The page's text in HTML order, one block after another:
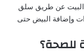
البيت عن طريق سلق
وإضافة البيض حتى
للصحة؟